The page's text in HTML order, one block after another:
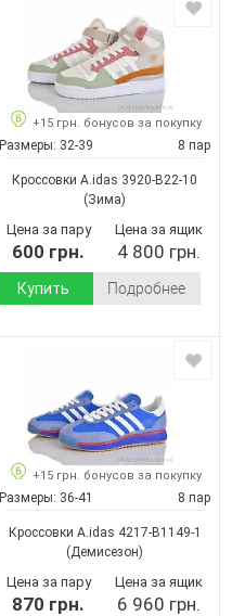
+15 грн. бонусов за покупку
Размеры: 32-39 8 пар
Кроссовки A.idas 3920-B22-10
(Зима)
Цена за пару
600 грн.
Цена за ящик
4 800 грн.
Купить Подробнее
+15 грн. бонусов за покупку
Размеры: 36-41 8 пар
Кроссовки A.idas 4217-B1149-1
(Демисезон)
Цена за пару
870 грн.
Цена за ящик
6 960 грн.